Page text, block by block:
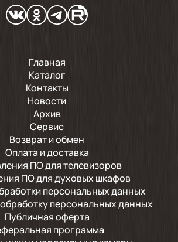
Главная
Каталог
Контакты
Новости
Архив
Сервис
Возврат и обмен
Оплата и доставка
ПО для телевизоров
ПО для духовых шкафов
персональных данных
персональных данных
Публичная оферта
программа